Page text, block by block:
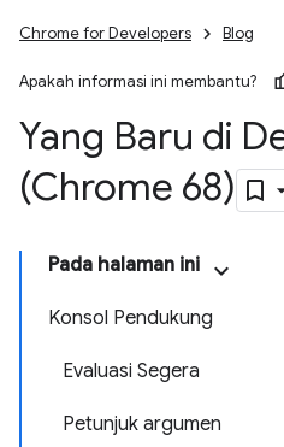
Chrome for Developers Blog
Apakah informasi ini membantu?
Yang Baru di
(Chrome 68)
Pada halaman ini
Konsol Pendukung
Evaluasi Segera
Petunjuk argumen